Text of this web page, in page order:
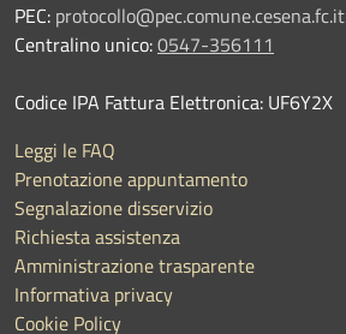
PEC: protocollo@pec.comune.cesena.fc.it
Centralino unico:0547-356111
Codice IPA Fattura Elettronica: UF6Y2X
Leggi le FAQ
Prenotazione appuntamento
Segnalazione disservizio
Richiesta assistenza
Amministrazione trasparente
Informativa privacy
Cookie Policy